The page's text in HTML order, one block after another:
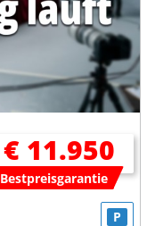
€ 11.950
Bestpreisgarantie
P